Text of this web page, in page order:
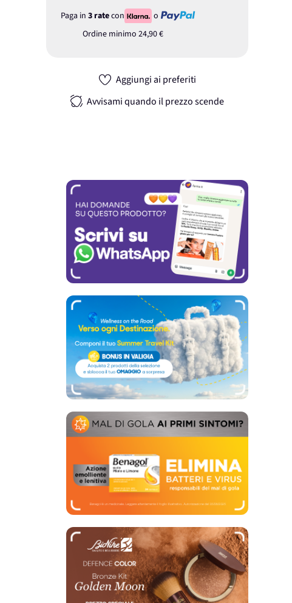
Paga in 3 ratecon
o
Ordine minimo 24,90 €
Aggiungi ai preferiti
Avvisami quando il prezzo scende